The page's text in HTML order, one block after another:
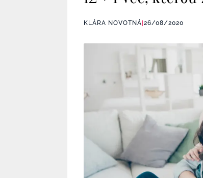
KLÁRA NOVOTNÁ 26/08/2020